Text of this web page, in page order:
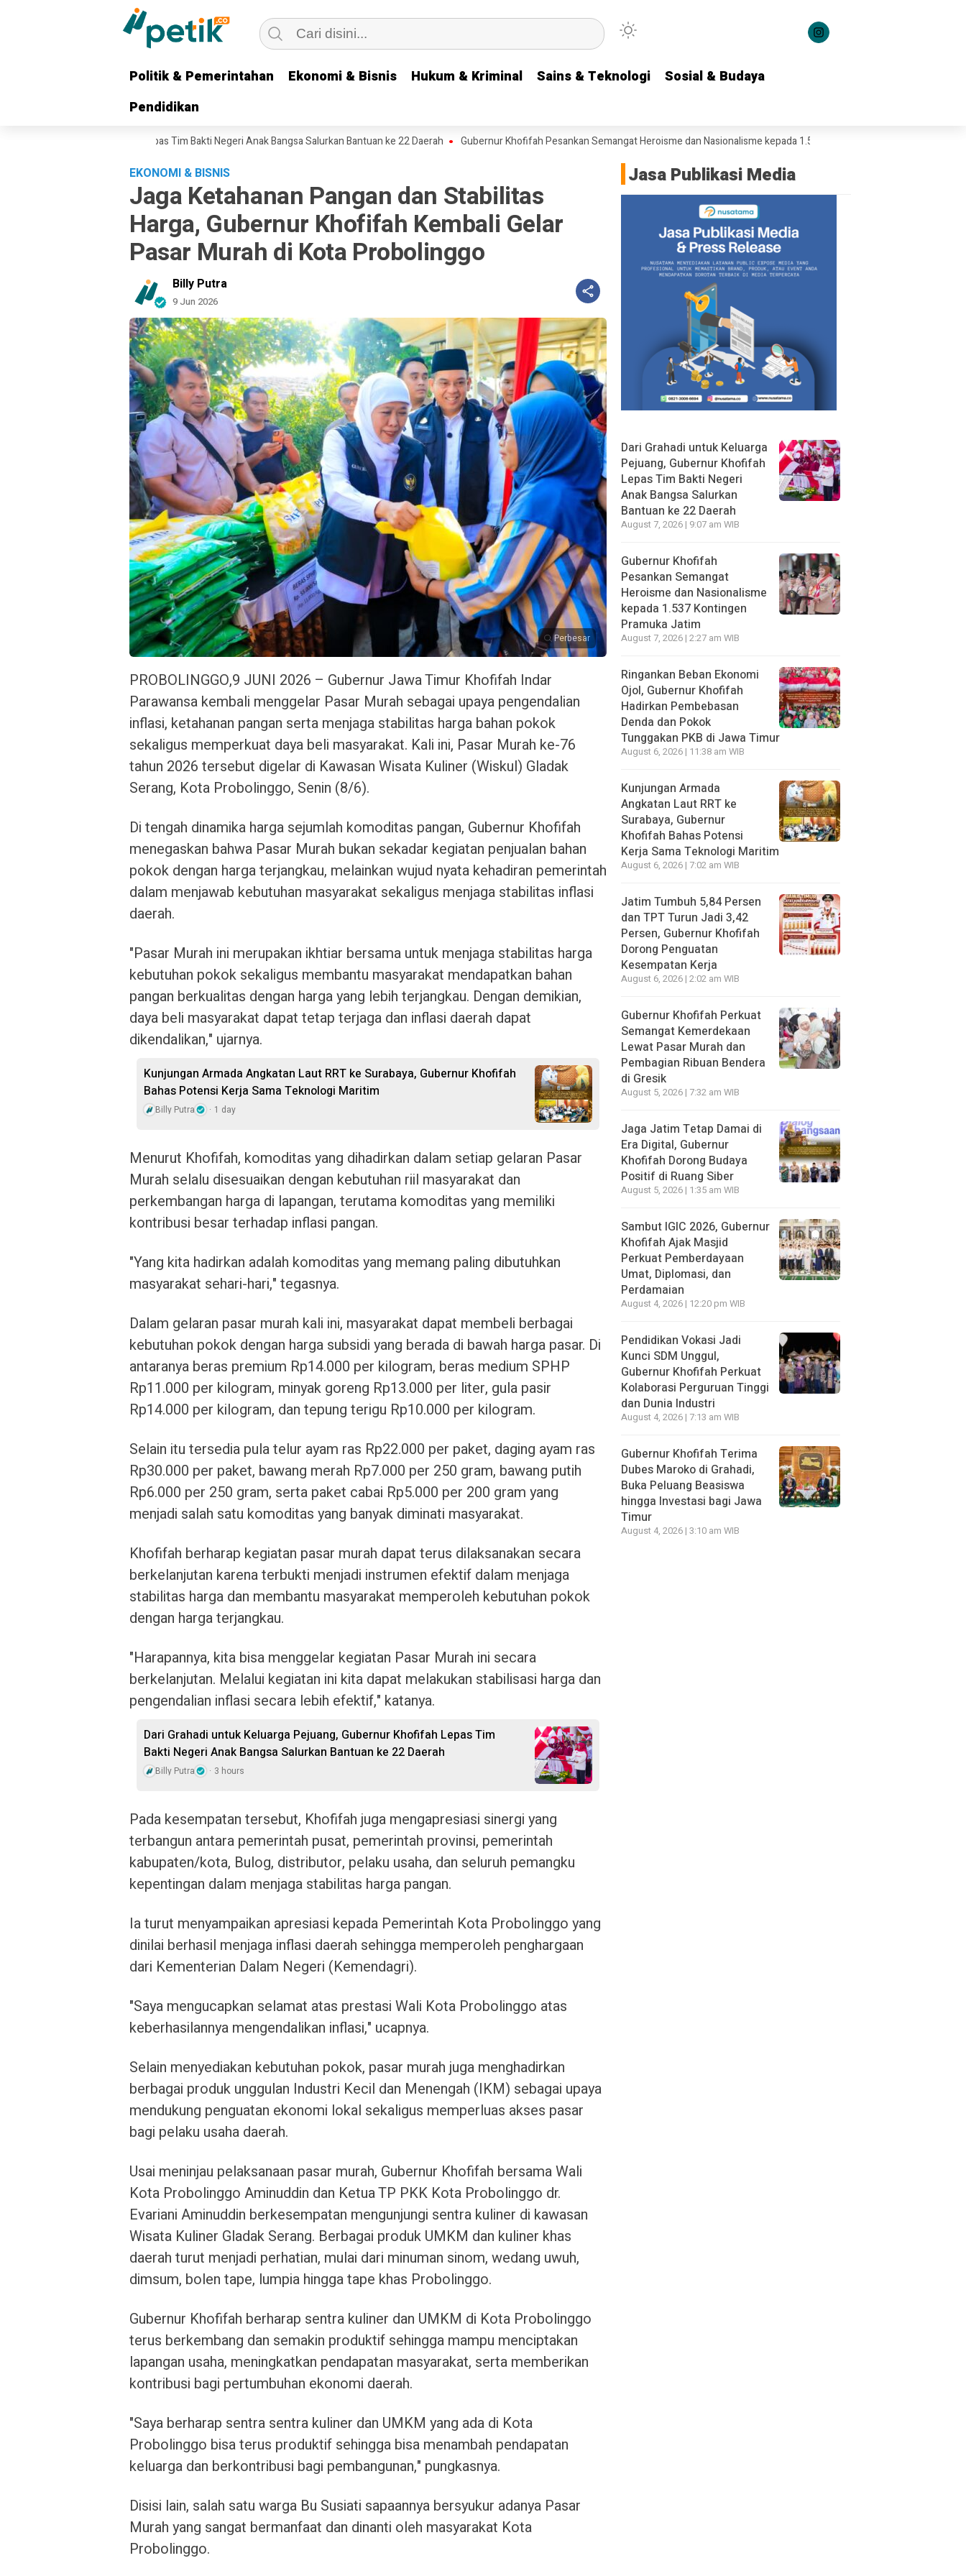
Politik & Pemerintahan Ekonomi & Bisnis Hukum & Kriminal Sains & Teknologi
Sosial & Budaya
Pendidikan
Politik & Pemerintahan Ekonomi & Bisnis Hukum & Kriminal Sains & Teknologi
Sosial & Budaya
Pendidikan
Gubernur Khofifah Lepas Tim Bakti Negeri Anak Bangsa Salurkan Bantuan ke 22 Daerah Gubernur Khofifah Pesankan Semangat Heroisme dan Nasionalisme kepada 1.537 Kontingen Pramuka Jatim
EKONOMI & BISNIS
Jaga Ketahanan Pangan dan Stabilitas
Harga, Gubernur Khofifah Kembali Gelar
Pasar Murah di Kota Probolinggo
Billy Putra
9 Jun 2026
Perbesar
PROBOLINGGO,9 JUNI 2026 – Gubernur Jawa Timur Khofifah Indar
Parawansa kembali menggelar Pasar Murah sebagai upaya pengendalian
inflasi, ketahanan pangan serta menjaga stabilitas harga bahan pokok
sekaligus memperkuat daya beli masyarakat. Kali ini, Pasar Murah ke-76
tahun 2026 tersebut digelar di Kawasan Wisata Kuliner (Wiskul) Gladak
Serang, Kota Probolinggo, Senin (8/6).
Di tengah dinamika harga sejumlah komoditas pangan, Gubernur Khofifah
menegaskan bahwa Pasar Murah bukan sekadar kegiatan penjualan bahan
pokok dengan harga terjangkau, melainkan wujud nyata kehadiran pemerintah
dalam menjawab kebutuhan masyarakat sekaligus menjaga stabilitas inflasi
daerah.
"Pasar Murah ini merupakan ikhtiar bersama untuk menjaga stabilitas harga
kebutuhan pokok sekaligus membantu masyarakat mendapatkan bahan
pangan berkualitas dengan harga yang lebih terjangkau. Dengan demikian,
daya beli masyarakat dapat tetap terjaga dan inflasi daerah dapat
dikendalikan," ujarnya.
Kunjungan Armada Angkatan Laut RRT ke Surabaya, Gubernur Khofifah
Bahas Potensi Kerja Sama Teknologi Maritim
Billy Putra 1 day
Menurut Khofifah, komoditas yang dihadirkan dalam setiap gelaran Pasar
Murah selalu disesuaikan dengan kebutuhan riil masyarakat dan
perkembangan harga di lapangan, terutama komoditas yang memiliki
kontribusi besar terhadap inflasi pangan.
"Yang kita hadirkan adalah komoditas yang memang paling dibutuhkan
masyarakat sehari-hari," tegasnya.
Dalam gelaran pasar murah kali ini, masyarakat dapat membeli berbagai
kebutuhan pokok dengan harga subsidi yang berada di bawah harga pasar. Di
antaranya beras premium Rp14.000 per kilogram, beras medium SPHP
Rp11.000 per kilogram, minyak goreng Rp13.000 per liter, gula pasir
Rp14.000 per kilogram, dan tepung terigu Rp10.000 per kilogram.
Selain itu tersedia pula telur ayam ras Rp22.000 per paket, daging ayam ras
Rp30.000 per paket, bawang merah Rp7.000 per 250 gram, bawang putih
Rp6.000 per 250 gram, serta paket cabai Rp5.000 per 200 gram yang
menjadi salah satu komoditas yang banyak diminati masyarakat.
Khofifah berharap kegiatan pasar murah dapat terus dilaksanakan secara
berkelanjutan karena terbukti menjadi instrumen efektif dalam menjaga
stabilitas harga dan membantu masyarakat memperoleh kebutuhan pokok
dengan harga terjangkau.
"Harapannya, kita bisa menggelar kegiatan Pasar Murah ini secara
berkelanjutan. Melalui kegiatan ini kita dapat melakukan stabilisasi harga dan
pengendalian inflasi secara lebih efektif," katanya.
Dari Grahadi untuk Keluarga Pejuang, Gubernur Khofifah Lepas Tim
Bakti Negeri Anak Bangsa Salurkan Bantuan ke 22 Daerah
Billy Putra 3 hours
Pada kesempatan tersebut, Khofifah juga mengapresiasi sinergi yang
terbangun antara pemerintah pusat, pemerintah provinsi, pemerintah
kabupaten/kota, Bulog, distributor, pelaku usaha, dan seluruh pemangku
kepentingan dalam menjaga stabilitas harga pangan.
Ia turut menyampaikan apresiasi kepada Pemerintah Kota Probolinggo yang
dinilai berhasil menjaga inflasi daerah sehingga memperoleh penghargaan
dari Kementerian Dalam Negeri (Kemendagri).
"Saya mengucapkan selamat atas prestasi Wali Kota Probolinggo atas
keberhasilannya mengendalikan inflasi," ucapnya.
Selain menyediakan kebutuhan pokok, pasar murah juga menghadirkan
berbagai produk unggulan Industri Kecil dan Menengah (IKM) sebagai upaya
mendukung penguatan ekonomi lokal sekaligus memperluas akses pasar
bagi pelaku usaha daerah.
Usai meninjau pelaksanaan pasar murah, Gubernur Khofifah bersama Wali
Kota Probolinggo Aminuddin dan Ketua TP PKK Kota Probolinggo dr.
Evariani Aminuddin berkesempatan mengunjungi sentra kuliner di kawasan
Wisata Kuliner Gladak Serang. Berbagai produk UMKM dan kuliner khas
daerah turut menjadi perhatian, mulai dari minuman sinom, wedang uwuh,
dimsum, bolen tape, lumpia hingga tape khas Probolinggo.
Gubernur Khofifah berharap sentra kuliner dan UMKM di Kota Probolinggo
terus berkembang dan semakin produktif sehingga mampu menciptakan
lapangan usaha, meningkatkan pendapatan masyarakat, serta memberikan
kontribusi bagi pertumbuhan ekonomi daerah.
"Saya berharap sentra sentra kuliner dan UMKM yang ada di Kota
Probolinggo bisa terus produktif sehingga bisa menambah pendapatan
keluarga dan berkontribusi bagi pembangunan," pungkasnya.
Disisi lain, salah satu warga Bu Susiati sapaannya bersyukur adanya Pasar
Murah yang sangat bermanfaat dan dinanti oleh masyarakat Kota
Probolinggo.
Jasa Publikasi Media
Dari Grahadi untuk Keluarga
Pejuang, Gubernur Khofifah
Lepas Tim Bakti Negeri
Anak Bangsa Salurkan
Bantuan ke 22 Daerah
August 7, 2026 | 9:07 am WIB
Gubernur Khofifah
Pesankan Semangat
Heroisme dan Nasionalisme
kepada 1.537 Kontingen
Pramuka Jatim
August 7, 2026 | 2:27 am WIB
Ringankan Beban Ekonomi
Ojol, Gubernur Khofifah
Hadirkan Pembebasan
Denda dan Pokok
Tunggakan PKB di Jawa Timur
August 6, 2026 | 11:38 am WIB
Kunjungan Armada
Angkatan Laut RRT ke
Surabaya, Gubernur
Khofifah Bahas Potensi
Kerja Sama Teknologi Maritim
August 6, 2026 | 7:02 am WIB
Jatim Tumbuh 5,84 Persen
dan TPT Turun Jadi 3,42
Persen, Gubernur Khofifah
Dorong Penguatan
Kesempatan Kerja
August 6, 2026 | 2:02 am WIB
Gubernur Khofifah Perkuat
Semangat Kemerdekaan
Lewat Pasar Murah dan
Pembagian Ribuan Bendera
di Gresik
August 5, 2026 | 7:32 am WIB
Jaga Jatim Tetap Damai di
Era Digital, Gubernur
Khofifah Dorong Budaya
Positif di Ruang Siber
August 5, 2026 | 1:35 am WIB
Sambut IGIC 2026, Gubernur
Khofifah Ajak Masjid
Perkuat Pemberdayaan
Umat, Diplomasi, dan
Perdamaian
August 4, 2026 | 12:20 pm WIB
Pendidikan Vokasi Jadi
Kunci SDM Unggul,
Gubernur Khofifah Perkuat
Kolaborasi Perguruan Tinggi
dan Dunia Industri
August 4, 2026 | 7:13 am WIB
Gubernur Khofifah Terima
Dubes Maroko di Grahadi,
Buka Peluang Beasiswa
hingga Investasi bagi Jawa
Timur
August 4, 2026 | 3:10 am WIB